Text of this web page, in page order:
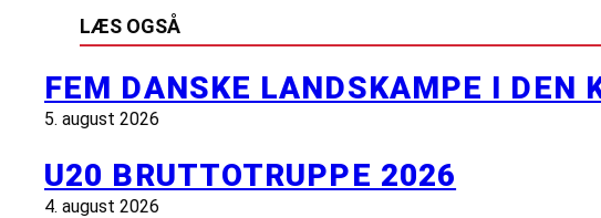
LÆS OGSÅ
FEM DANSKE LANDSKAMPE I DEN
5. august 2026
U20 BRUTTOTRUPPE 2026
4. august 2026